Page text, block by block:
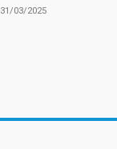
31/03/2025